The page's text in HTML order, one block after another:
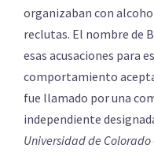
organizaban con
reclutas. El nombre de
esas acusaciones para
comportamiento
fue llamado por una
independiente
Universidad de Colorado